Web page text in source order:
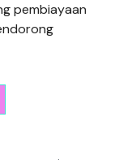
pembiayaan